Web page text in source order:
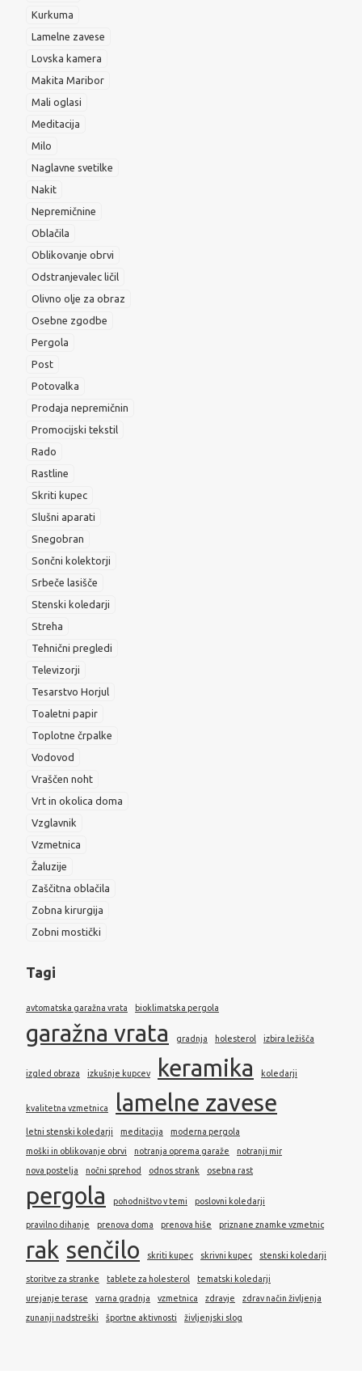
Kurkuma
Lamelne zavese
Lovska kamera
Makita Maribor
Mali oglasi
Meditacija
Milo
Naglavne svetilke
Nakit
Nepremičnine
Oblačila
Oblikovanje obrvi
Odstranjevalec ličil
Olivno olje za obraz
Osebne zgodbe
Pergola
Post
Potovalka
Prodaja nepremičnin
Promocijski tekstil
Rado
Rastline
Skriti kupec
Slušni aparati
Snegobran
Sončni kolektorji
Srbeče lasišče
Stenski koledarji
Streha
Tehnični pregledi
Televizorji
Tesarstvo Horjul
Toaletni papir
Toplotne črpalke
Vodovod
Vraščen noht
Vrt in okolica doma
Vzglavnik
Vzmetnica
Žaluzije
Zaščitna oblačila
Zobna kirurgija
Zobni mostički
Tagi
avtomatska garažna vrata bioklimatska pergola
garažna vrata gradnja holesterol izbira ležišča
izgled obraza izkušnje kupcev keramika koledarji
kvalitetna vzmetnica lamelne zavese
letni stenski koledarji meditacija
moderna pergola
moški in oblikovanje obrvi
notranja oprema garaže
notranji mir
nova postelja
nočni sprehod odnos strank osebna rast
pergola pohodništvo v temi poslovni koledarji
pravilno dihanje prenova doma prenova hiše priznane znamke vzmetnic
rak senčilo skriti kupec skrivni kupec stenski koledarji
storitve za stranke tablete za holesterol
tematski koledarji
urejanje terase
varna gradnja vzmetnica zdravje
zdrav način življenja
zunanji nadstreški
športne aktivnosti življenjski slog